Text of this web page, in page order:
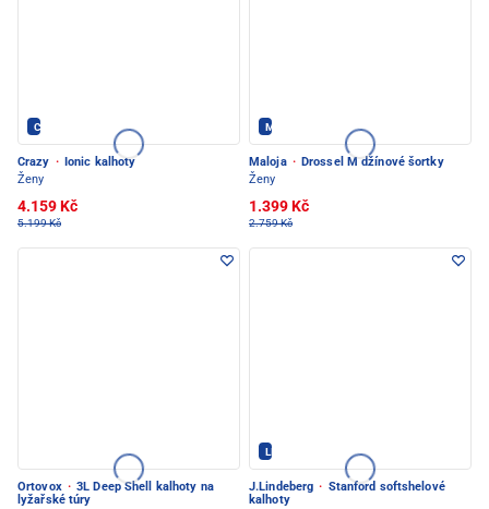
Crazy - PEC POD SNĚŽKOU
Crazy ·
Ionic kalhoty
Ženy
4.159 Kč
5.199 Kč
Maloja - PEC POD SNĚŽKOU
Maloja · Drossel M džínové šortky
Ženy
1.399 Kč
2.759 Kč
Ortovox · 3L Deep Shell kalhoty na
lyžařské túry
LINDEBERG - PEC POD SNĚŽKOU
J.Lindeberg · Stanford softshelové
kalhoty